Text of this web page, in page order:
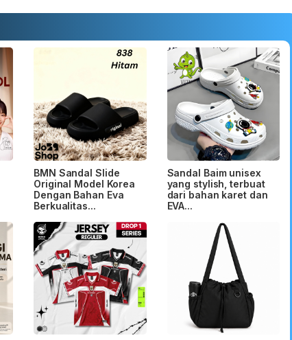
BMN Sandal Slide
Original Model Korea
Dengan Bahan Eva
Berkualitas...
Sandal Baim unisex
yang stylish, terbuat
dari bahan karet dan
EVA...